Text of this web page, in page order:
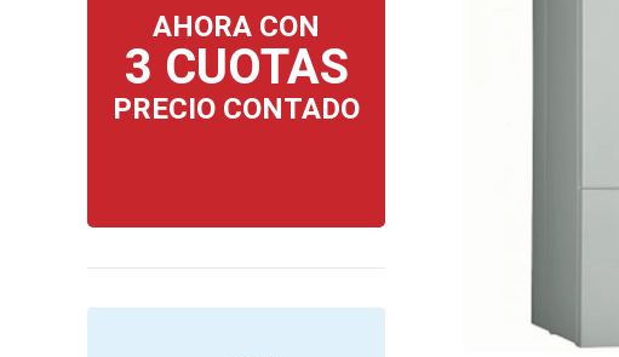
AHORA CON
3 CUOTAS
PRECIO CONTADO